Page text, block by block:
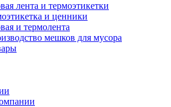
лента и термоэтикетки
и ценники
и термолента
мешков для мусора